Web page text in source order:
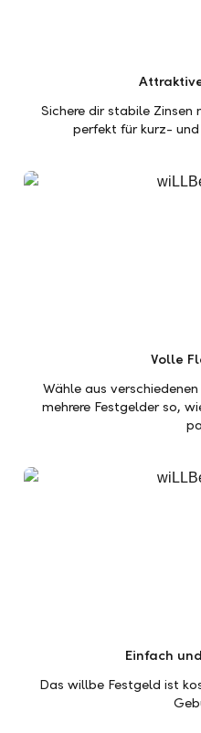
Sichere dir stabile
perfekt für kurz-
Volle
Wähle aus
mehrere Festgelder so,
Einfach
Das willbe Festgeld ist